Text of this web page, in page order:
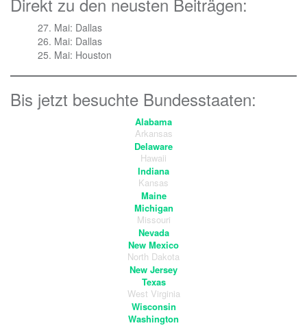
27. Mai: Dallas
26. Mai: Dallas
25. Mai: Houston
Bis jetzt besuchte Bundesstaaten:
Alabama
Arkansas
Delaware
Hawaii
Indiana
Kansas
Maine
Michigan
Missouri
Nevada
New Mexico
North Dakota
New Jersey
Texas
West Virginia
Wisconsin
Washington